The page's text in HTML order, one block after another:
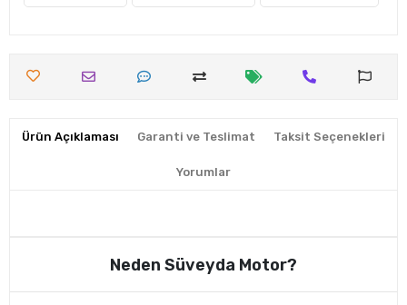
Ürün Açıklaması Garanti ve Teslimat Taksit Seçenekleri
Yorumlar
Neden Süveyda Motor?